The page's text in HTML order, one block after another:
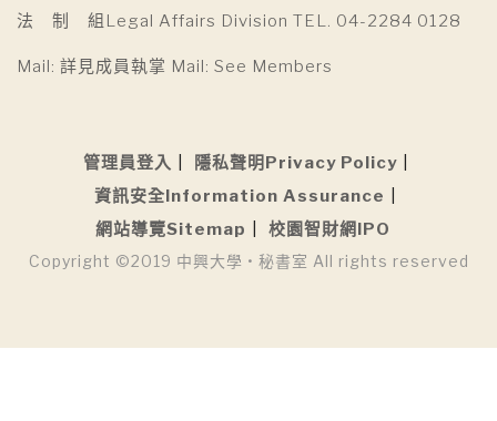
法 制 組Legal Affairs Division TEL. 04-2284 0128
Mail: 詳見成員執掌 Mail: See Members
管理員登入
隱私聲明Privacy Policy
資訊安全Information Assurance
網站導覽Sitemap
校園智財網IPO
Copyright ©2019 中興大學 • 秘書室 All rights reserved